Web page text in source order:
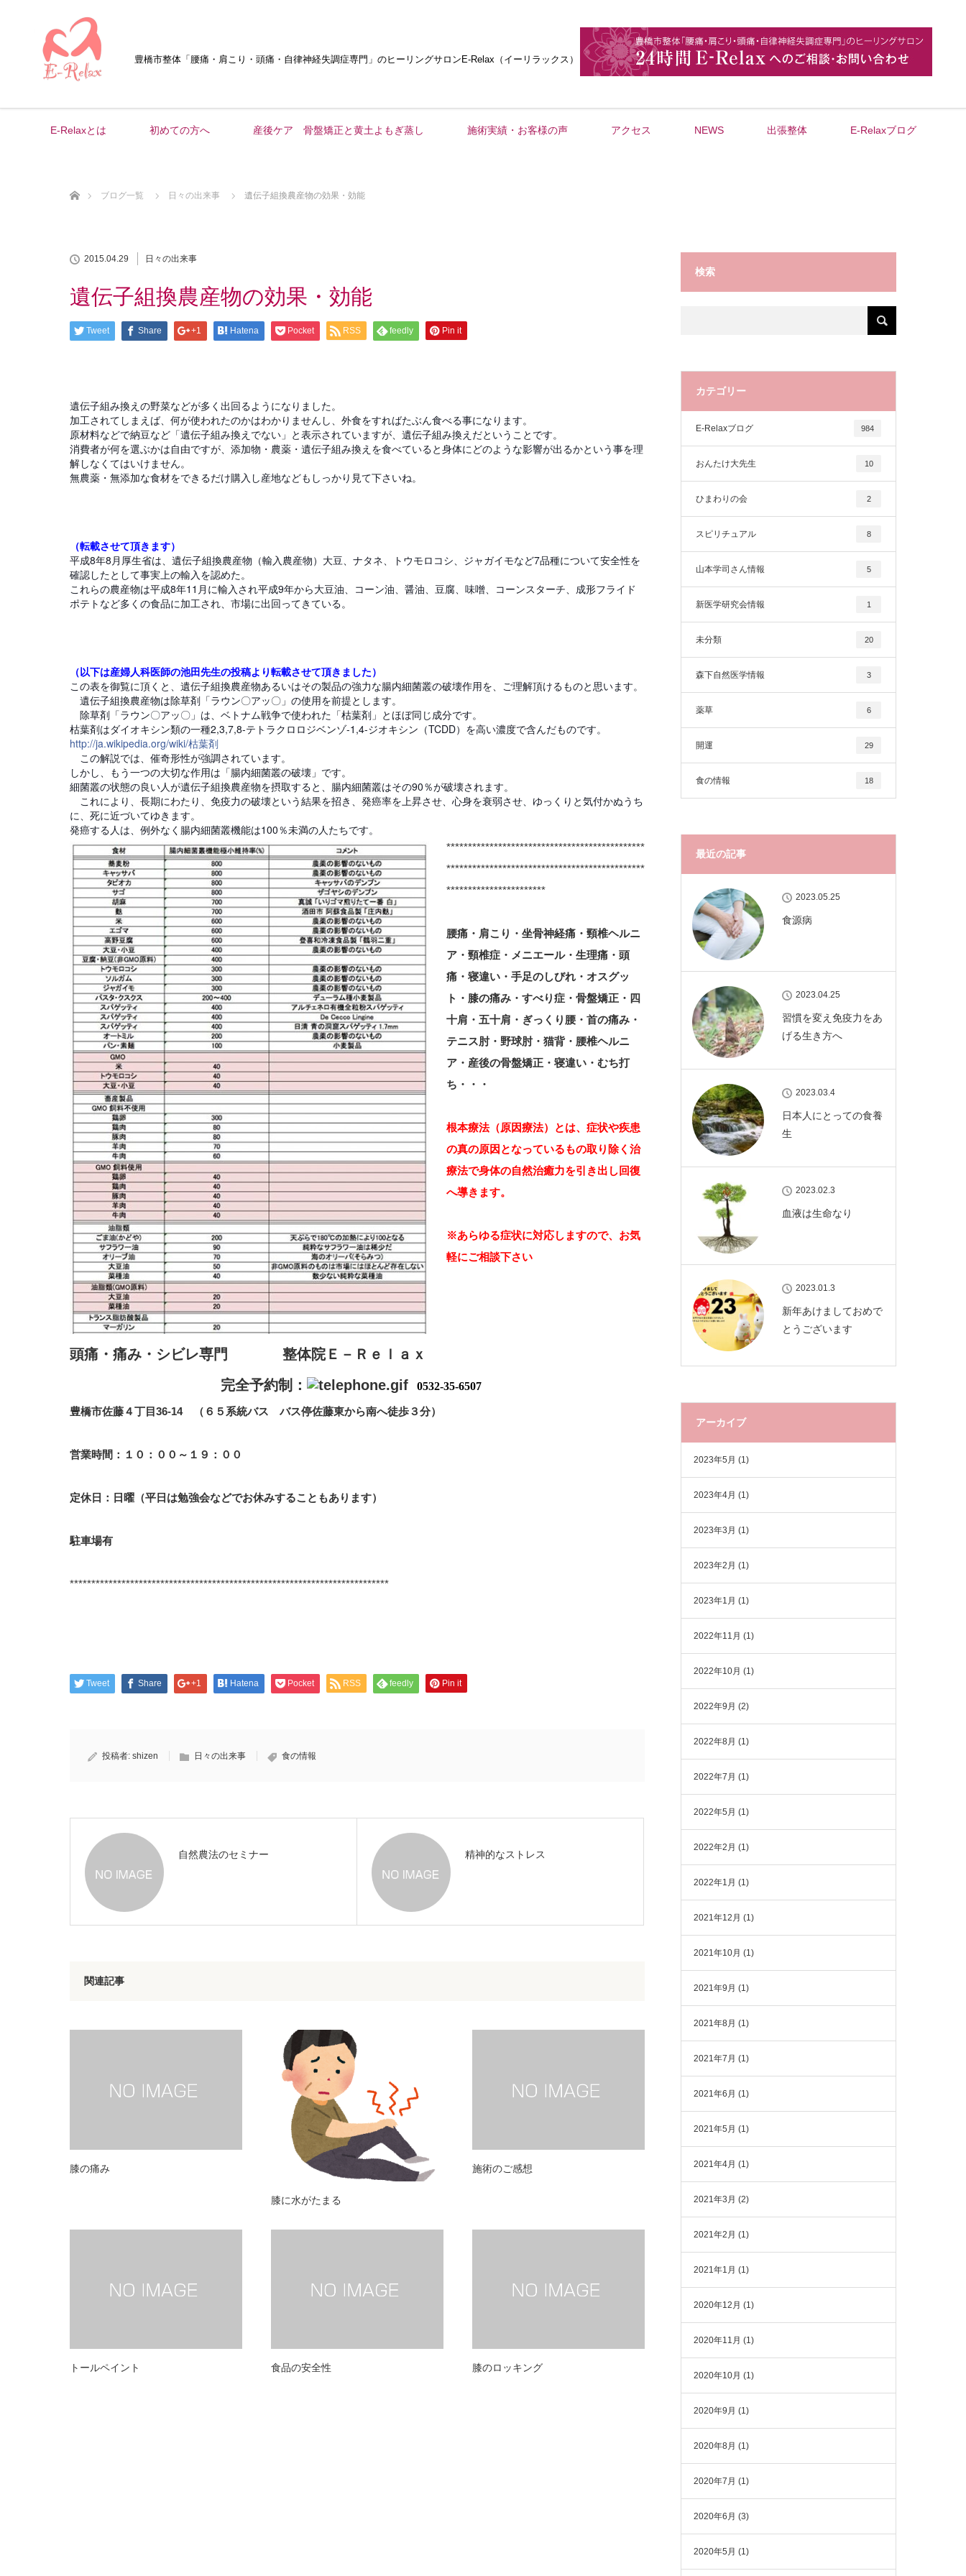
豊橋市整体 「腰痛・肩こり・頭痛・自律神経失調症専門」 のヒーリングサロンE-Relax（イーリラックス）
E-Relaxとは 初めての方へ 産後ケア 骨盤矯正と黄土よもぎ蒸し 施術実績・お客様の声 アクセス NEWS 出張整体 E-Relaxブログ
ブログ一覧
日々の出来事 遺伝子組換農産物の効果・効能
2015.04.29 日々の出来事
遺伝子組換農産物の効果・効能
Tweet Share +1 Hatena Pocket RSS feedly Pin it
遺伝子組み換えの野菜などが多く出回るようになりました。
加工されてしまえば、何が使われたのかはわかりませんし、外食をすればたぶん食べる事になります。
原材料などで納豆など「遺伝子組み換えでない」と表示されていますが、遺伝子組み換えだということです。
消費者が何を選ぶかは自由ですが、添加物・農薬・遺伝子組み換えを食べていると身体にどのような影響が出るかという事を理
解しなくてはいけません。
無農薬・無添加な食材をできるだけ購入し産地などもしっかり見て下さいね。
（転載させて頂きます）
平成8年8月厚生省は、遺伝子組換農産物（輸入農産物）大豆、ナタネ、トウモロコシ、ジャガイモなど7品種について安全性を
確認したとして事実上の輸入を認めた。
これらの農産物は平成8年11月に輸入され平成9年から大豆油、コーン油、醤油、豆腐、味噌、コーンスターチ、成形フライド
ポテトなど多くの食品に加工され、市場に出回ってきている。
（以下は産婦人科医師の池田先生の投稿より転載させて頂きました）
この表を御覧に頂くと、遺伝子組換農産物あるいはその製品の強力な腸内細菌叢の破壊作用を、ご理解頂けるものと思います。
遺伝子組換農産物は除草剤「ラウン〇アッ〇」の使用を前提とします。
除草剤「ラウン〇アッ〇」は、ベトナム戦争で使われた「枯葉剤」とほぼ同じ成分です。
枯葉剤はダイオキシン類の一種2,3,7,8-テトラクロロジベンゾ-1,4-ジオキシン（TCDD）を高い濃度で含んだものです。
http://ja.wikipedia.org/wiki/枯葉剤
この解説では、催奇形性が強調されています。
しかし、もう一つの大切な作用は「腸内細菌叢の破壊」です。
細菌叢の状態の良い人が遺伝子組換農産物を摂取すると、腸内細菌叢はその90％が破壊されます。
これにより、長期にわたり、免疫力の破壊という結果を招き、発癌率を上昇させ、心身を衰弱させ、ゆっくりと気付かぬうち
に、死に近づいてゆきます。
発癌する人は、例外なく腸内細菌叢機能は100％未満の人たちです。
**********************************************
**********************************************
***********************
腰痛・肩こり・坐骨神経痛・頸椎ヘルニ
ア・頸椎症・メニエール・生理痛・頭
痛・寝違い・手足のしびれ・オスグッ
ト・ 膝の痛み・すべり症・骨盤矯正・四
十肩・五十肩・ぎっくり腰・首の痛み・
テニス肘・野球肘・猫背・腰椎ヘルニ
ア・ 産後の骨盤矯正・寝違い・むち打
ち・・・
根本療法（原因療法）とは、症状や疾患
の真の原因となっているもの取り除く治
療法で身体の自然治癒力を引き出し回復
へ導きます。
※あらゆる症状に対応しますので、お気
軽にご相談下さい
頭痛・痛み・シビレ専門
整体院Ｅ－Ｒｅｌａｘ
完全予約制：
0532-35-6507
豊橋市佐藤４丁目36-14 （６５系統バス バス停佐藤東から南へ徒歩３分）
営業時間：１０：００～１９：００
定休日：日曜（平日は勉強会などでお休みすることもあります）
駐車場有
**************************************************************************
Tweet Share +1 Hatena Pocket RSS feedly Pin it
投稿者: shizen 日々の出来事 食の情報
自然農法のセミナー 精神的なストレス
関連記事
膝の痛み
膝に水がたまる
施術のご感想
トールペイント 食品の安全性 膝のロッキング
検索
カテゴリー
E-Relaxブログ 984
おんたけ大先生 10
ひまわりの会 2
スピリチュアル 8
山本学司さん情報 5
新医学研究会情報 1
未分類 20
森下自然医学情報 3
薬草 6
開運 29
食の情報 18
最近の記事
2023.05.25
食源病
2023.04.25
習慣を変え免疫力をあ
げる生き方へ
2023.03.4
日本人にとっての食養
生
2023.02.3
血液は生命なり
2023.01.3
新年あけましておめで
とうございます
アーカイブ
2023年5月 (1)
2023年4月 (1)
2023年3月 (1)
2023年2月 (1)
2023年1月 (1)
2022年11月 (1)
2022年10月 (1)
2022年9月 (2)
2022年8月 (1)
2022年7月 (1)
2022年5月 (1)
2022年2月 (1)
2022年1月 (1)
2021年12月 (1)
2021年10月 (1)
2021年9月 (1)
2021年8月 (1)
2021年7月 (1)
2021年6月 (1)
2021年5月 (1)
2021年4月 (1)
2021年3月 (2)
2021年2月 (1)
2021年1月 (1)
2020年12月 (1)
2020年11月 (1)
2020年10月 (1)
2020年9月 (1)
2020年8月 (1)
2020年7月 (1)
2020年6月 (3)
2020年5月 (1)